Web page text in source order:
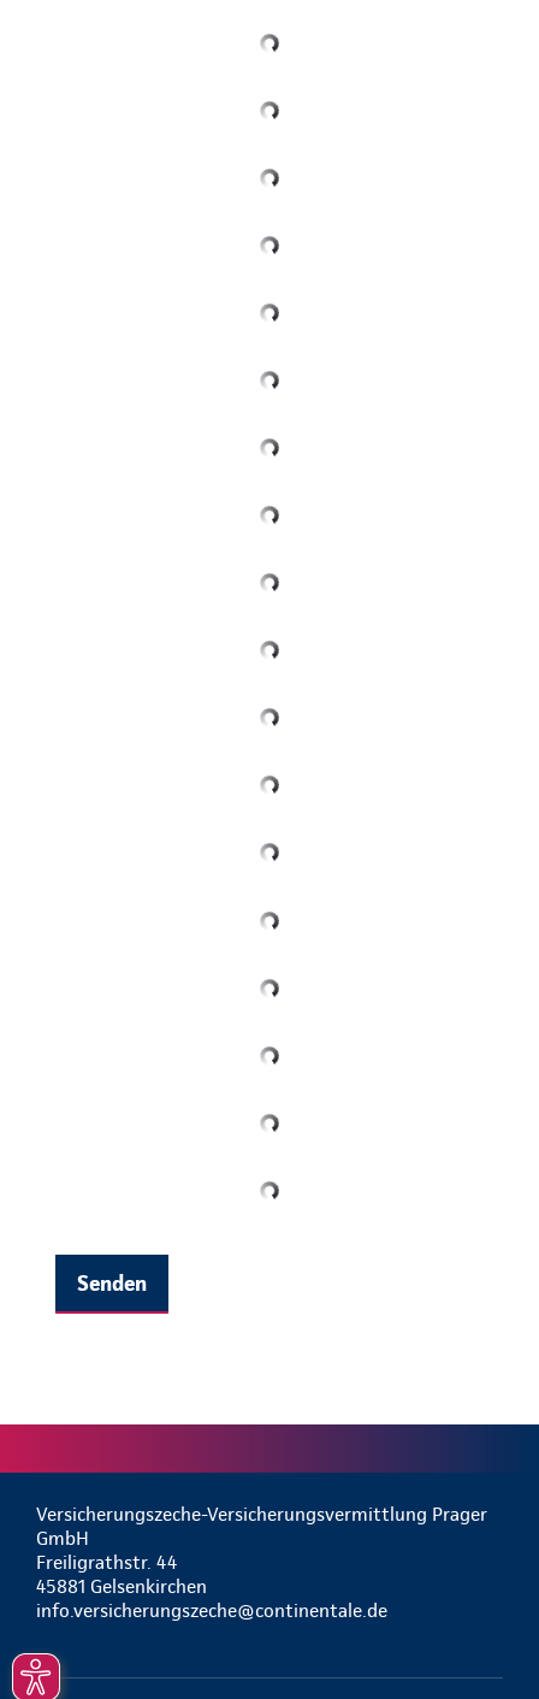
Senden
Versicherungszeche-Versicherungsvermittlung Prager
GmbH
Freiligrathstr. 44
45881 Gelsenkirchen
info.versicherungszeche@continentale.de